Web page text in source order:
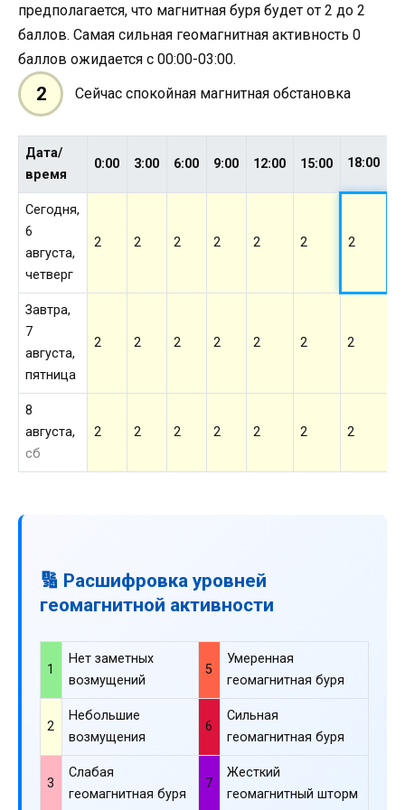
предполагается, что магнитная буря будет от 2 до 2
баллов. Самая сильная геомагнитная активность 0
баллов ожидается с 00:00-03:00.
2 Сейчас спокойная магнитная обстановка
Дата/
время
0:00 3:00 6:00 9:00 12:00 15:00 18:00
Сегодня,
6
августа,
четверг
2 2 2 2 2 2 2
Завтра,
7
августа,
пятница
2 2 2 2 2 2 2
8
августа,
сб
2 2 2 2 2 2 2
🔢 Расшифровка уровней
геомагнитной активности
1
Нет заметных
возмущений
5
Умеренная
геомагнитная буря
2
Небольшие
возмущения
6
Сильная
геомагнитная буря
3
Слабая
геомагнитная буря
7
Жесткий
геомагнитный шторм